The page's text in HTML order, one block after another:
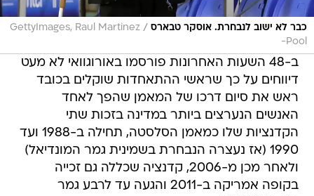
כבר לא ישוב לנבחרת. אוסקר טבארס /
GettyImages, Raul Martinez
-Pool
ב-48 השעות האחרונות פורסמו באורוגוואי לא מעט
דיווחים על כך שראשי ההתאחדות שוקלים בכובד
ראש את סיום דרכו של המאמן שהפך לאחד
האנשים הנערצים ביותר במדינה בזכות שתי
הקדנציות שלו כמאמן הסלסטה, תחילה ב-1988 ועד
1990 (אז נעצרה הנבחרת בשמינית גמר המונדיאל)
ולאחר מכן מ-2006, קדנציה שכללה גם זכייה
בקופה אמריקה ב-2011 והגעה עד לרבע גמר